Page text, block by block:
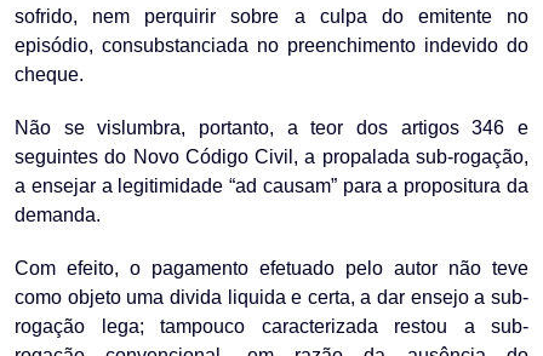
sofrido, nem perquirir sobre a culpa do emitente no
episódio, consubstanciada no preenchimento indevido do
cheque.
Não se vislumbra, portanto, a teor dos artigos 346 e
seguintes do Novo Código Civil, a propalada sub-rogação,
a ensejar a legitimidade “ad causam” para a propositura da
demanda.
Com efeito, o pagamento efetuado pelo autor não teve
como objeto uma divida liquida e certa, a dar ensejo a sub-
rogação lega; tampouco caracterizada restou a sub-